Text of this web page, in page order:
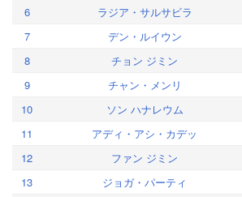
6
ラジア・サルサビラ
7
デン・ルイウン
8
チョン ジミン
9
チャン・メンリ
10
ソン ハナレウム
11
アディ・アシ・カデッ
12
ファン ジミン
13
ジョガ・パーティ